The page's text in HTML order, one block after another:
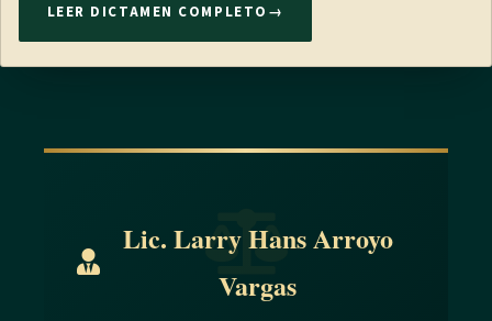
LEER DICTAMEN COMPLETO →
Lic. Larry Hans Arroyo
Vargas